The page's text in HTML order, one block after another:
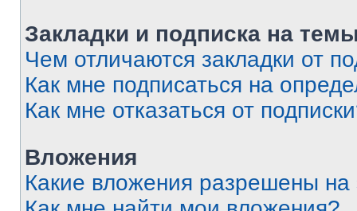
Закладки и подписка на
Чем отличаются закладки от
Как мне подписаться на
Как мне отказаться от
Вложения
Какие вложения разрешены